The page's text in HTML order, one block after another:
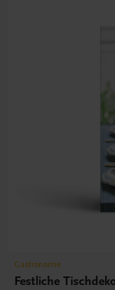
Gastronomie
Festliche